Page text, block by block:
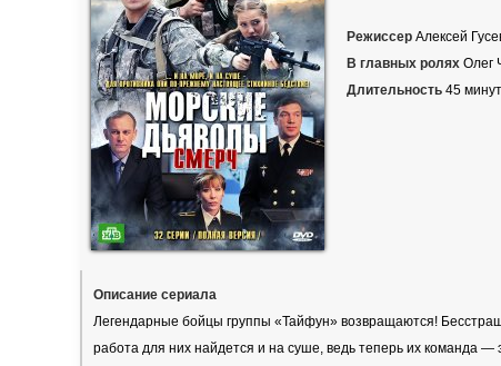
Режиссер Алексей
В главных ролях Олег
Длительность 45 минут
Описание сериала
Легендарные бойцы группы «Тайфун» возвращаются!
работа для них найдется и на суше, ведь теперь их команда